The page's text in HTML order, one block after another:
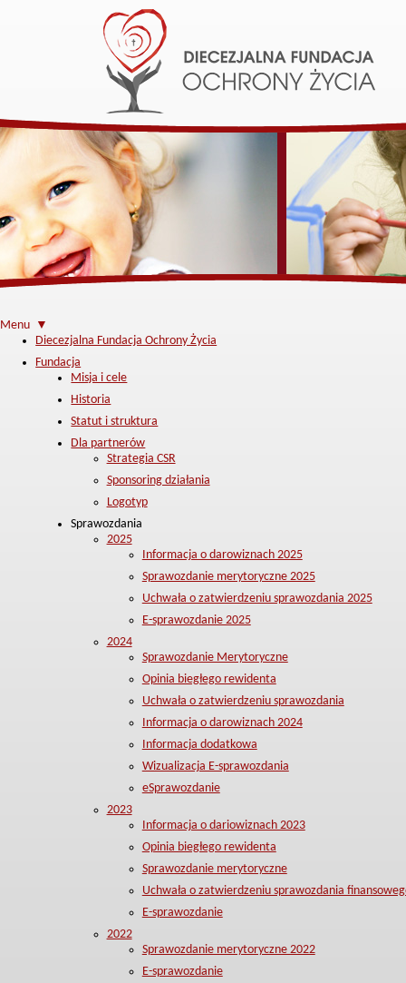
Menu ▼
Diecezjalna Fundacja Ochrony Życia
Fundacja
Misja i cele
Historia
Statut i struktura
Dla partnerów
Strategia CSR
Sponsoring działania
Logotyp
Sprawozdania
2025
Informacja o darowiznach 2025
Sprawozdanie merytoryczne 2025
Uchwała o zatwierdzeniu sprawozdania 2025
E-sprawozdanie 2025
2024
Sprawozdanie Merytoryczne
Opinia biegłego rewidenta
Uchwała o zatwierdzeniu sprawozdania
Informacja o darowiznach 2024
Informacja dodatkowa
Wizualizacja E-sprawozdania
eSprawozdanie
2023
Informacja o dariowiznach 2023
Opinia biegłego rewidenta
Sprawozdanie merytoryczne
Uchwała o zatwierdzeniu sprawozdania
E-sprawozdanie
2022
Sprawozdanie merytoryczne 2022
E-sprawozdanie